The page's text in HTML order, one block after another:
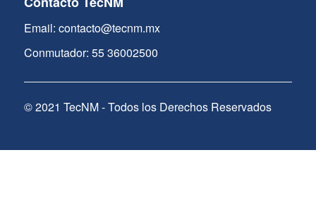
Email: contacto@tecnm.mx
Conmutador: 55 36002500
© 2021 TecNM - Todos los Derechos Reservados